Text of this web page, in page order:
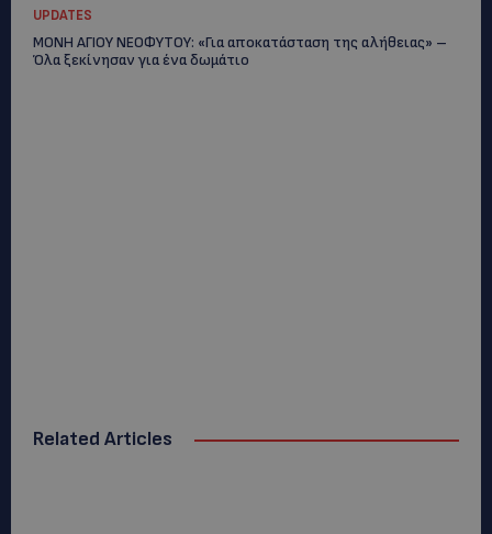
UPDATES
ΜΟΝΗ ΑΓΙΟΥ ΝΕΟΦΥΤΟΥ: «Για αποκατάσταση της αλήθειας» –
Όλα ξεκίνησαν για ένα δωμάτιο
Related Articles